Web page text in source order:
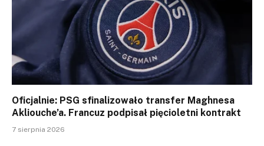
Oficjalnie: PSG sfinalizowało transfer Maghnesa
Akliouche’a. Francuz podpisał pięcioletni kontrakt
7 sierpnia 2026